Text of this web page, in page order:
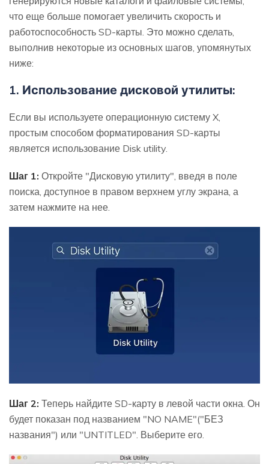
что еще больше помогает увеличить скорость и
работоспособность SD-карты. Это можно сделать,
выполнив некоторые из основных шагов, упомянутых
ниже:
1. Использование дисковой утилиты:
Если вы используете операционную систему X,
простым способом форматирования SD-карты
является использование Disk utility.
Шаг 1: Откройте "Дисковую утилиту", введя в поле
поиска, доступное в правом верхнем углу экрана, а
затем нажмите на нее.
Шаг 2: Теперь найдите SD-карту в левой части окна. Он
будет показан под названием "NO NAME"("БЕЗ
названия") или "UNTITLED". Выберите его.